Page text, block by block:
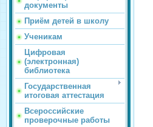
документы
Приём детей в школу
Ученикам
Цифровая
(электронная)
библиотека
Государственная
итоговая аттестация
Всероссийские
проверочные работы